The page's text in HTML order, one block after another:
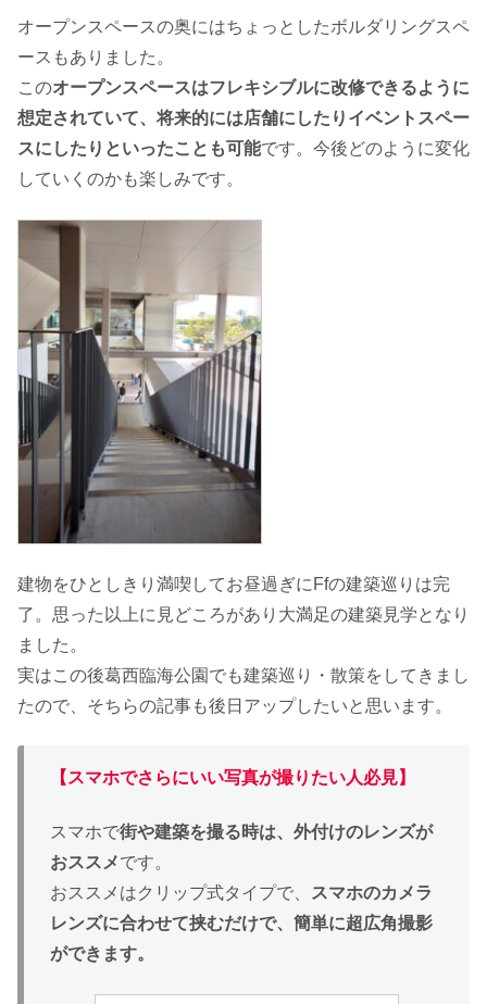
オープンスペースの奥にはちょっとしたボルダリングスペ
ースもありました。
このオープンスペースはフレキシブルに改修できるように
想定されていて、将来的には店舗にしたりイベントスペー
スにしたりといったことも可能です。今後どのように変化
していくのかも楽しみです。
建物をひとしきり満喫してお昼過ぎにFfの建築巡りは完
了。思った以上に見どころがあり大満足の建築見学となり
ました。
実はこの後葛西臨海公園でも建築巡り・散策をしてきまし
たので、そちらの記事も後日アップしたいと思います。
【スマホでさらにいい写真が撮りたい人必見】
スマホで街や建築を撮る時は、外付けのレンズが
おススメです。
おススメはクリップ式タイプで、
スマホのカメラ
レンズに合わせて挟むだけで、簡単に超広角撮影
ができます。